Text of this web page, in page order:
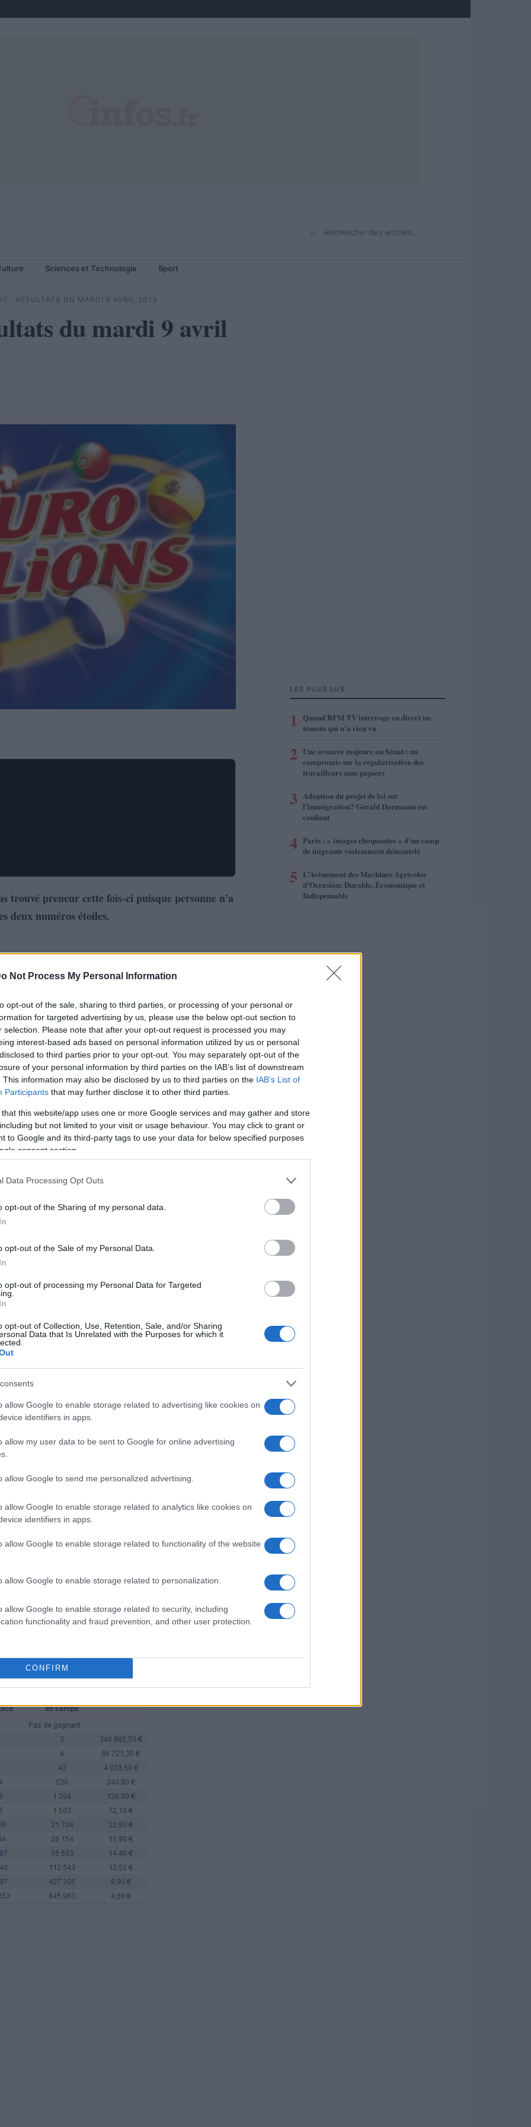
Not Process My Personal Information
opt-out of the sale, sharing to third parties, or processing of your personal or
for targeted advertising by us, please use the below opt-out section to
selection. Please note that after your opt-out request is processed you may
interest-based ads based on personal information utilized by us or personal
to third parties prior to your opt-out. You may separately opt-out of the
of your personal information by third parties on the IAB’s list of downstream
This information may also be disclosed by us to third parties on the IAB’s List of
Participants that may further disclose it to other third parties.
that this website/app uses one or more Google services and may gather and store
but not limited to your visit or usage behaviour. You may click to grant or
to Google and its third-party tags to use your data for below specified purposes
consent section.
Data Processing Opt Outs
opt-out of the Sharing of my personal data.
opt-out of the Sale of my Personal Data.
opt-out of processing my Personal Data for Targeted
opt-out of Collection, Use, Retention, Sale, and/or Sharing
Data that Is Unrelated with the Purposes for which it
allow Google to enable storage related to advertising like cookies on
identifiers in apps.
allow my user data to be sent to Google for online advertising
allow Google to send me personalized advertising.
allow Google to enable storage related to analytics like cookies on
identifiers in apps.
allow Google to enable storage related to functionality of the website
allow Google to enable storage related to personalization.
allow Google to enable storage related to security, including
functionality and fraud prevention, and other user protection.
CONFIRM
Rechercher
Sciences et Technologie Sport
: RÉSULTATS DU MARDI 9 AVRIL 2013
du mardi 9 avril
preneur cette fois-ci puisque personne n’a
deux numéros étoiles.
autres pays européens où se déroule l’Euromillions,
trouvés avec les deux étoiles. La cagnotte en jeu de
reportée au tirage du vendredi 12 avril. Les
donc :
qui ont gagné. Le plus gros gain s’élève à 346
numéros, mais une seule étoile.
du tirage Euro Millions du mardi 9 avril 2013:
LES PLUS LUS
1 Quand BFM TV interroge en direct un
témoin qui n’a rien vu
2 Une avancée majeure au Sénat : un
compromis sur la régularisation des
travailleurs sans papiers
3 Adoption du projet de loi sur
l’immigration? Gérald Darmanin est
confiant
4 Paris : « images choquantes » d’un camp
de migrants violemment démantelé
5 L’Avènement des Machines Agricoles
d’Occasion: Durable, Économique et
Indispensable